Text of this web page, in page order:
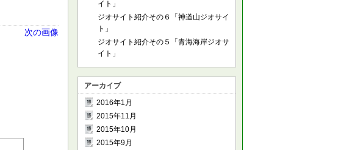
次の画像
イト」
ジオサイト紹介その６「神道山ジオサイ
ト」
ジオサイト紹介その５「青海海岸ジオサ
イト」
アーカイブ
2016年1月
2015年11月
2015年10月
2015年9月